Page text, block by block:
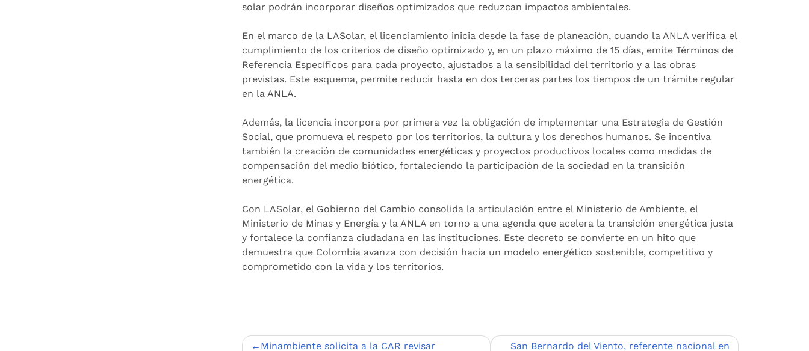
solar podrán incorporar diseños optimizados que reduzcan impactos ambientales.
En el marco de la LASolar, el licenciamiento inicia desde la fase de planeación, cuando la ANLA verifica el
cumplimiento de los criterios de diseño optimizado y, en un plazo máximo de 15 días, emite Términos de
Referencia Específicos para cada proyecto, ajustados a la sensibilidad del territorio y a las obras
previstas. Este esquema, permite reducir hasta en dos terceras partes los tiempos de un trámite regular
en la ANLA.
Además, la licencia incorpora por primera vez la obligación de implementar una Estrategia de Gestión
Social, que promueva el respeto por los territorios, la cultura y los derechos humanos. Se incentiva
también la creación de comunidades energéticas y proyectos productivos locales como medidas de
compensación del medio biótico, fortaleciendo la participación de la sociedad en la transición
energética.
Con LASolar, el Gobierno del Cambio consolida la articulación entre el Ministerio de Ambiente, el
Ministerio de Minas y Energía y la ANLA en torno a una agenda que acelera la transición energética justa
y fortalece la confianza ciudadana en las instituciones. Este decreto se convierte en un hito que
demuestra que Colombia avanza con decisión hacia un modelo energético sostenible, competitivo y
comprometido con la vida y los territorios.
Navegación
Minambiente solicita a la CAR revisar
San Bernardo del Viento, referente nacional en